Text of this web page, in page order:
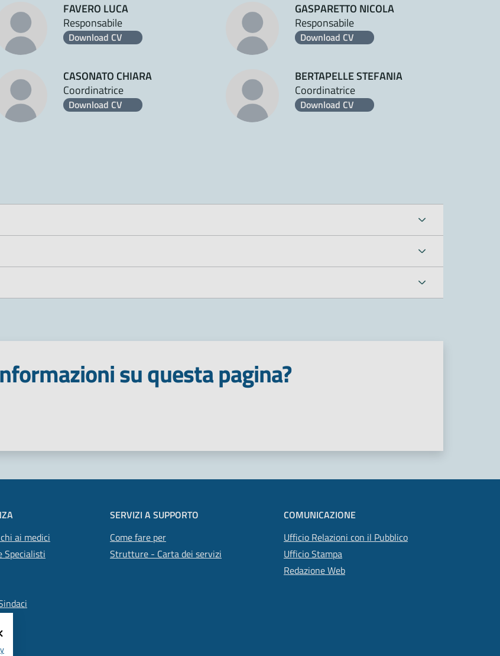
FAVERO LUCA
Responsabile
Download CV
GASPARETTO NICOLA
Responsabile
Download CV
CASONATO CHIARA
Coordinatrice
Download CV
BERTAPELLE STEFANIA
Coordinatrice
Download CV
su questa pagina?
ai medici
Specialisti
SERVIZI A SUPPORTO
Come fare per
Strutture - Carta dei servizi
COMUNICAZIONE
Ufficio Relazioni con il Pubblico
Ufficio Stampa
Redazione Web